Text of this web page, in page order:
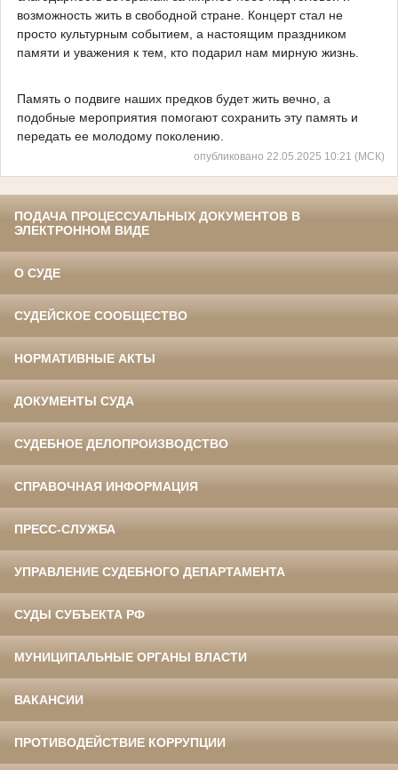
возможность жить в свободной стране. Концерт стал не
просто культурным событием, а настоящим праздником
памяти и уважения к тем, кто подарил нам мирную жизнь.
Память о подвиге наших предков будет жить вечно, а
подобные мероприятия помогают сохранить эту память и
передать ее молодому поколению.
опубликовано 22.05.2025 10:21 (МСК)
ПОДАЧА ПРОЦЕССУАЛЬНЫХ ДОКУМЕНТОВ В
ЭЛЕКТРОННОМ ВИДЕ
О СУДЕ
СУДЕЙСКОЕ СООБЩЕСТВО
НОРМАТИВНЫЕ АКТЫ
ДОКУМЕНТЫ СУДА
СУДЕБНОЕ ДЕЛОПРОИЗВОДСТВО
СПРАВОЧНАЯ ИНФОРМАЦИЯ
ПРЕСС-СЛУЖБА
УПРАВЛЕНИЕ СУДЕБНОГО ДЕПАРТАМЕНТА
СУДЫ СУБЪЕКТА РФ
МУНИЦИПАЛЬНЫЕ ОРГАНЫ ВЛАСТИ
ВАКАНСИИ
ПРОТИВОДЕЙСТВИЕ КОРРУПЦИИ